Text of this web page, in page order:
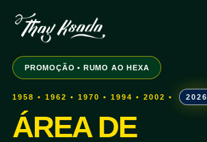
PROMOÇÃO • RUMO AO HEXA
1958 • 1962 • 1970 • 1994 • 2002 • 2026
ÁREA DE